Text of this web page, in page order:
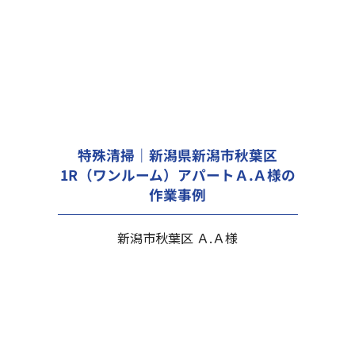
特殊清掃｜新潟県新潟市秋葉区
1R（ワンルーム）アパートＡ.Ａ様の
作業事例
新潟市秋葉区 Ａ.Ａ様